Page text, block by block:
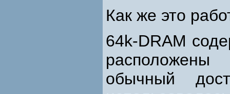
Как же это
64k-DRAM
обычный